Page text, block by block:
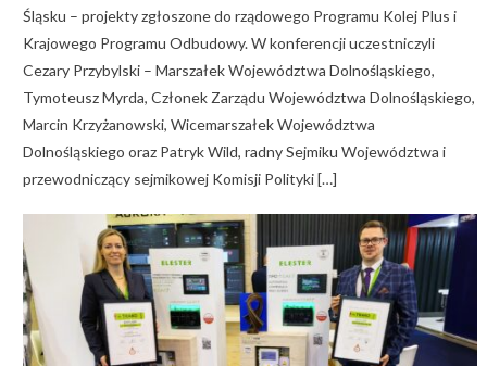
Śląsku – projekty zgłoszone do rządowego Programu Kolej Plus i
Krajowego Programu Odbudowy. W konferencji uczestniczyli
Cezary Przybylski – Marszałek Województwa Dolnośląskiego,
Tymoteusz Myrda, Członek Zarządu Województwa Dolnośląskiego,
Marcin Krzyżanowski, Wicemarszałek Województwa
Dolnośląskiego oraz Patryk Wild, radny Sejmiku Województwa i
przewodniczący sejmikowej Komisji Polityki […]